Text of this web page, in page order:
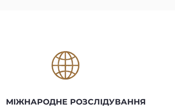
МІЖНАРОДНЕ РОЗСЛІДУВАННЯ